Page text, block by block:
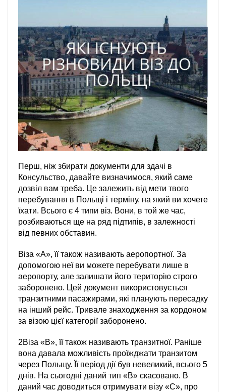
Перш, ніж збирати документи для здачі в
Консульство, давайте визначимося, який саме
дозвіл вам треба. Це залежить від мети твого
перебування в Польщі і терміну, на який ви хочете
їхати. Всього є 4 типи віз. Вони, в той же час,
розбиваються ще на ряд підтипів, в залежності
від певних обставин.
Віза «А», її також називають аеропортної. За
допомогою неї ви можете перебувати лише в
аеропорту, але залишати його територію строго
заборонено. Цей документ використовується
транзитними пасажирами, які планують пересадку
на інший рейс. Тривале знаходження за кордоном
за візою цієї категорії заборонено.
2Віза «B», її також називають транзитної. Раніше
вона давала можливість проїжджати транзитом
через Польщу. Її період дії був невеликий, всього 5
днів. На сьогодні даний тип «В» скасовано. В
даний час доводиться отримувати візу «C», про